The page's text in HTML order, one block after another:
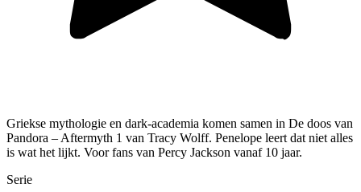
Griekse mythologie en dark-academia komen samen in De doos van
Pandora – Aftermyth 1 van Tracy Wolff. Penelope leert dat niet alles
is wat het lijkt. Voor fans van Percy Jackson vanaf 10 jaar.
Serie